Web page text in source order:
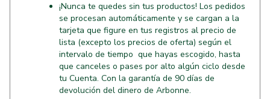
¡Nunca te quedes sin tus productos! Los pedidos
se procesan automáticamente y se cargan a la
tarjeta que figure en tus registros al precio de
lista (excepto los precios de oferta) según el
intervalo de tiempo que hayas escogido, hasta
que canceles o pases por alto algún ciclo desde
tu Cuenta. Con la garantía de 90 días de
devolución del dinero de Arbonne.